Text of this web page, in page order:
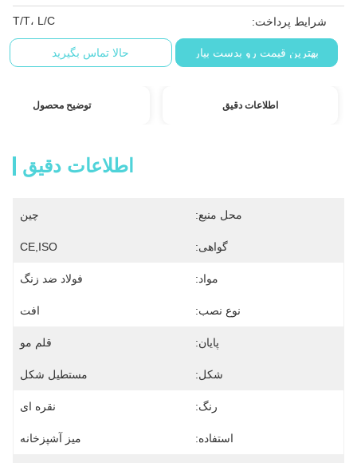
شرایط پرداخت: T/T، L/C
بهترین قیمت رو بدست بیار حالا تماس بگیرید
اطلاعات دقیق توضیح محصول
اطلاعات دقیق
محل منبع: چین
گواهی: CE,ISO
مواد: فولاد ضد زنگ
نوع نصب: افت
پایان: قلم مو
شکل: مستطیل شکل
رنگ: نقره ای
استفاده: میز آشپزخانه